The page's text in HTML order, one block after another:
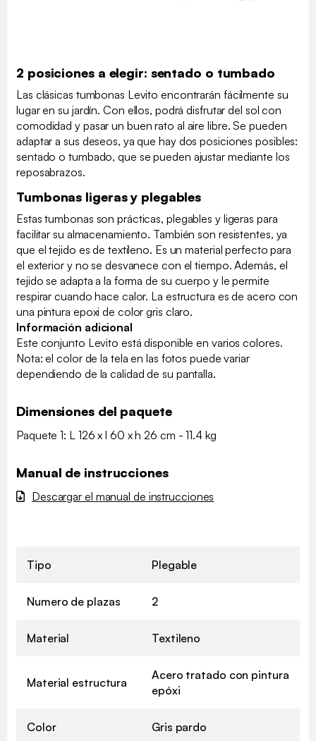
2 posiciones a elegir: sentado o tumbado
Las clásicas tumbonas Levito encontrarán fácilmente su
lugar en su jardín. Con ellos, podrá disfrutar del sol con
comodidad y pasar un buen rato al aire libre. Se pueden
adaptar a sus deseos, ya que hay dos posiciones posibles:
sentado o tumbado, que se pueden ajustar mediante los
reposabrazos.
Tumbonas ligeras y plegables
Estas tumbonas son prácticas, plegables y ligeras para
facilitar su almacenamiento. También son resistentes, ya
que el tejido es de textileno. Es un material perfecto para
el exterior y no se desvanece con el tiempo. Además, el
tejido se adapta a la forma de su cuerpo y le permite
respirar cuando hace calor. La estructura es de acero con
una pintura epoxi de color gris claro.
Información adicional
Este conjunto Levito está disponible en varios colores.
Nota: el color de la tela en las fotos puede variar
dependiendo de la calidad de su pantalla.
Dimensiones del paquete
Paquete 1: L 126 x l 60 x h 26 cm - 11.4 kg
Manual de instrucciones
Descargar el manual de instrucciones
Tipo Plegable
Numero de plazas 2
Material Textileno
Material estructura
Acero tratado con pintura
epóxi
Color Gris pardo